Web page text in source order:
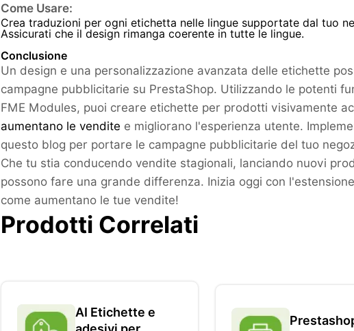
Come Usare:
Crea traduzioni per ogni etichetta nelle lingue supportate dal tuo
Assicurati che il design rimanga coerente in tutte le lingue.
Conclusione
Un design e una personalizzazione avanzata delle etichette
campagne pubblicitarie su PrestaShop. Utilizzando le potenti
FME Modules, puoi creare etichette per prodotti visivamente
aumentano le vendite e migliorano l'esperienza utente.
questo blog per portare le campagne pubblicitarie del tuo
Che tu stia conducendo vendite stagionali, lanciando nuovi
possono fare una grande differenza. Inizia oggi con
come aumentano le tue vendite!
Prodotti Correlati
AI Etichette e